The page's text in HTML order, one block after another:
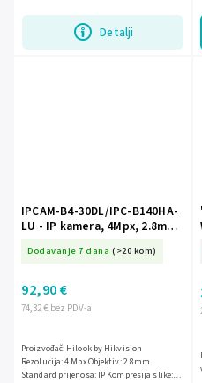
Detalji
IPCAM-B4-30DL/IPC-B140HA-
LU - IP kamera, 4Mpx, 2.8mm,
svjetlost - Hilook by
Dodavanje 7 dana (>20 kom)
74,32 € bez PDV-a
92,90 €
Proizvođač: Hilook by Hikvision
Rezolucija: 4 Mpx Objektiv: 2.8mm
Standard prijenosa: IP Kompresija slike: